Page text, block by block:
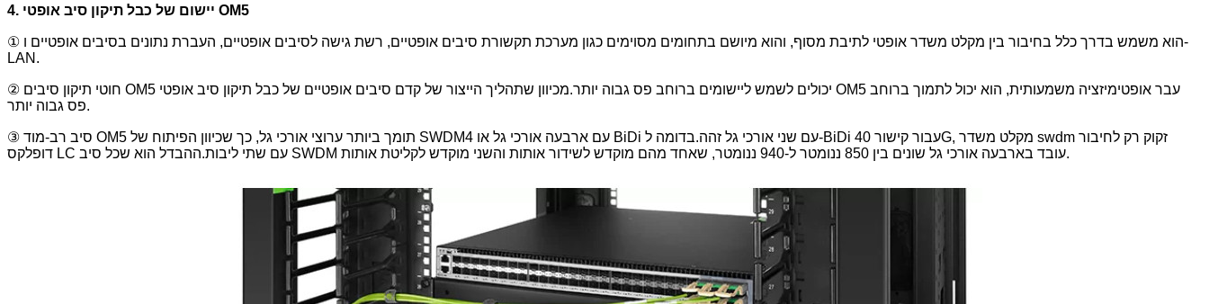
4. יישום של כבל תיקון סיב אופטי OM5
① הוא משמש בדרך כלל בחיבור בין מקלט משדר אופטי לתיבת מסוף, והוא מיושם בתחומים מסוימים כגון מערכת תקשורת סיבים אופטיים, רשת גישה לסיבים אופטיים, העברת נתונים בסיבים אופטיים ו-
LAN.
② חוטי תיקון סיבים OM5 יכולים לשמש ליישומים ברוחב פס גבוה יותר.מכיוון שתהליך הייצור של קדם סיבים אופטיים של כבל תיקון סיב אופטי OM5 עבר אופטימיזציה משמעותית, הוא יכול לתמוך ברוחב
פס גבוה יותר.
③ סיב רב-מוד OM5 תומך ביותר ערוצי אורכי גל, כך שכיוון הפיתוח של SWDM4 עם ארבעה אורכי גל או BiDi עם שני אורכי גל זהה.בדומה ל-BiDi עבור קישור 40G, מקלט משדר swdm זקוק רק לחיבור
דופלקס LC עם שתי ליבות.ההבדל הוא שכל סיב SWDM עובד בארבעה אורכי גל שונים בין 850 ננומטר ל-940 ננומטר, שאחד מהם מוקדש לשידור אותות והשני מוקדש לקליטת אותות.